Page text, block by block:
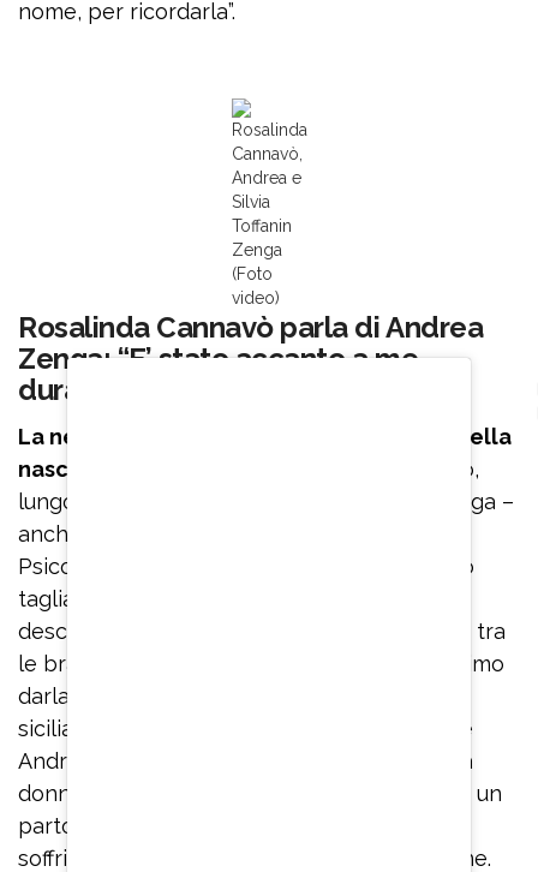
nome, per ricordarla”.
Rosalinda
Cannavò,
Andrea e
Silvia
Toffanin
Zenga
(Foto
video)
Rosalinda Cannavò parla di Andrea
Zenga: “E’ stato accanto a me
durante tutto il travaglio”
La neo mamma racconta poi il momento della
nascita:
“Il parto è stato abbastanza intenso,
lungo”. “Io ero stanco – le fa eco Andrea Zenga –
anche se in confronto a lei non era niente.
Psicologicamente, assistere è difficile. Poi ho
tagliato il cordone ombelicale”. “Non si può
descrivere il momento in cui ti trovi tua figlia tra
le braccia, è indescrivibile ed è stato bellissimo
darla anche a papà”, spiega ancora l’attrice
siciliana. “Tu sei stata incredibile – interviene
Andrea Zenga -. Non conosci realmente una
donna fino a quando non vedi come affronta un
parto, lei è stata incredibile. Anche quando
soffriva aveva il pensiero a me, se stessi bene.